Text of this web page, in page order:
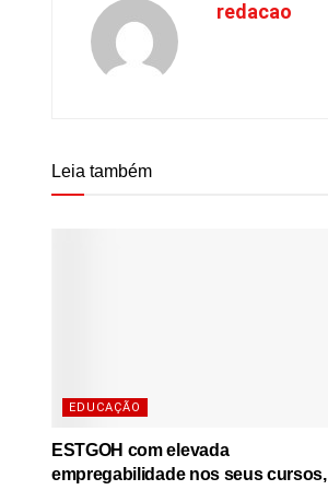
redacao
Leia também
EDUCAÇÃO
ESTGOH com elevada
empregabilidade nos seus cursos,